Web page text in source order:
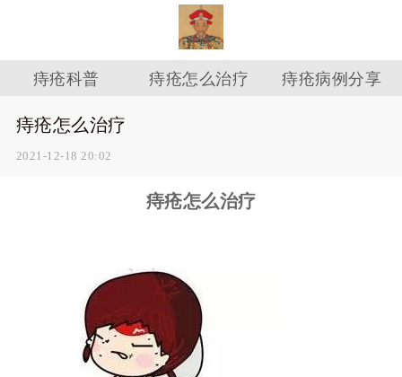
痔疮科普 痔疮怎么治疗 痔疮病例分享
痔疮怎么治疗
2021-12-18 20:02
痔疮怎么治疗